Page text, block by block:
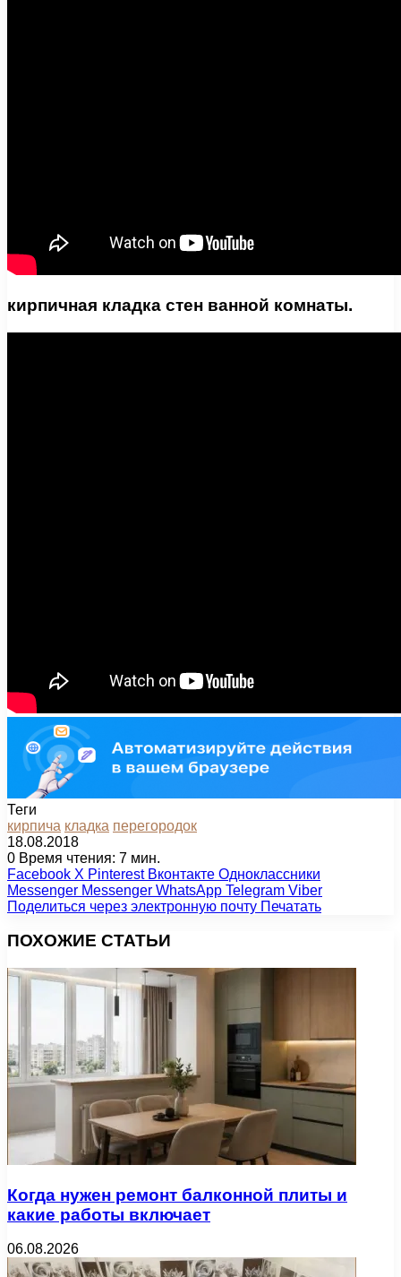
кирпичная кладка стен ванной комнаты.
Теги
кирпича кладка перегородок
18.08.2018
0 Время чтения: 7 мин.
Facebook X Pinterest Вконтакте Одноклассники
Messenger Messenger WhatsApp Telegram Viber
Поделиться через электронную почту Печатать
ПОХОЖИЕ СТАТЬИ
Когда нужен ремонт балконной плиты и
какие работы включает
06.08.2026